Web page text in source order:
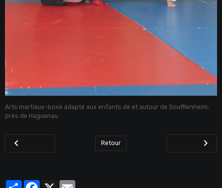
Arts martiaux-boxe adapté aux enfants de et autour de Soufflenheim,
près de Haguenau
Retour
PartagerFacebook
X